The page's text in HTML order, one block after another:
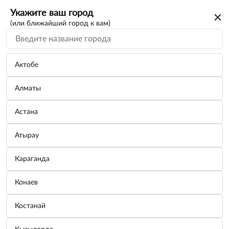
Укажите ваш город
(или ближайший город к вам)
Актобе
Алматы
Астана
Атырау
Караганда
Конаев
Костанай
Дверь передняя LH Optima 16-
76003D4000 Jorden JH03116K5052L
Бренд:Jorden